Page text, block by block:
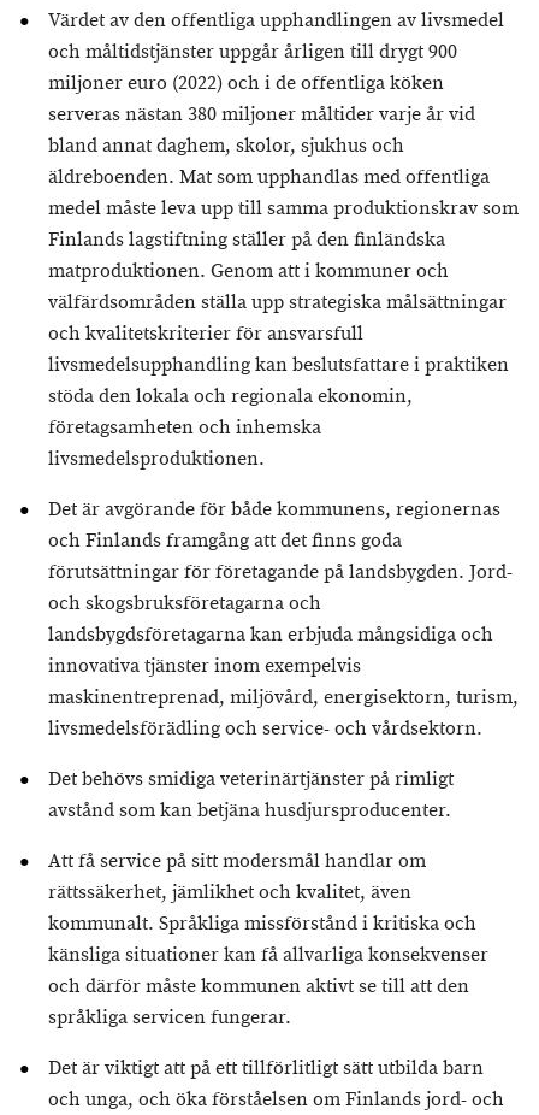
Värdet av den offentliga upphandlingen av livsmedel
och måltidstjänster uppgår årligen till drygt 900
miljoner euro (2022) och i de offentliga köken
serveras nästan 380 miljoner måltider varje år vid
bland annat daghem, skolor, sjukhus och
äldreboenden. Mat som upphandlas med offentliga
medel måste leva upp till samma produktionskrav som
Finlands lagstiftning ställer på den finländska
matproduktionen. Genom att i kommuner och
välfärdsområden ställa upp strategiska målsättningar
och kvalitetskriterier för ansvarsfull
livsmedelsupphandling kan beslutsfattare i praktiken
stöda den lokala och regionala ekonomin,
företagsamheten och inhemska
livsmedelsproduktionen.
Det är avgörande för både kommunens, regionernas
och Finlands framgång att det finns goda
förutsättningar för företagande på landsbygden. Jord-
och skogsbruksföretagarna och
landsbygdsföretagarna kan erbjuda mångsidiga och
innovativa tjänster inom exempelvis
maskinentreprenad, miljövård, energisektorn, turism,
livsmedelsförädling och service- och vårdsektorn.
Det behövs smidiga veterinärtjänster på rimligt
avstånd som kan betjäna husdjursproducenter.
Att få service på sitt modersmål handlar om
rättssäkerhet, jämlikhet och kvalitet, även
kommunalt. Språkliga missförstånd i kritiska och
känsliga situationer kan få allvarliga konsekvenser
och därför måste kommunen aktivt se till att den
språkliga servicen fungerar.
Det är viktigt att på ett tillförlitligt sätt utbilda barn
och unga, och öka förståelsen om Finlands jord- och